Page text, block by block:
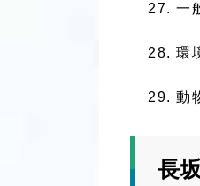
一
環
動
長